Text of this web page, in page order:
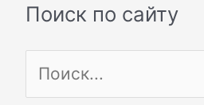
Поиск по сайту